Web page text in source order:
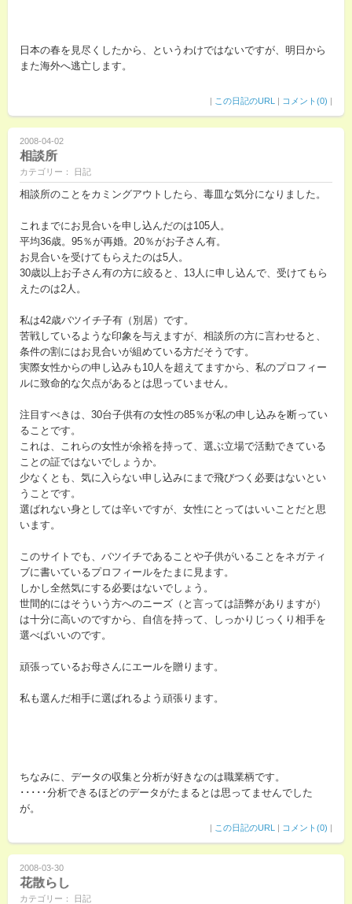
日本の春を見尽くしたから、というわけではないですが、明日から
また海外へ逃亡します。
| この日記のURL | コメント(0) |
2008-04-02
相談所
カテゴリー： 日記
相談所のことをカミングアウトしたら、毒皿な気分になりました。
これまでにお見合いを申し込んだのは105人。
平均36歳。95％が再婚。20％がお子さん有。
お見合いを受けてもらえたのは5人。
30歳以上お子さん有の方に絞ると、13人に申し込んで、受けてもら
えたのは2人。
私は42歳バツイチ子有（別居）です。
苦戦しているような印象を与えますが、相談所の方に言わせると、
条件の割にはお見合いが組めている方だそうです。
実際女性からの申し込みも10人を超えてますから、私のプロフィー
ルに致命的な欠点があるとは思っていません。
注目すべきは、30台子供有の女性の85％が私の申し込みを断ってい
ることです。
これは、これらの女性が余裕を持って、選ぶ立場で活動できている
ことの証ではないでしょうか。
少なくとも、気に入らない申し込みにまで飛びつく必要はないとい
うことです。
選ばれない身としては辛いですが、女性にとってはいいことだと思
います。
このサイトでも、バツイチであることや子供がいることをネガティ
ブに書いているプロフィールをたまに見ます。
しかし全然気にする必要はないでしょう。
世間的にはそういう方へのニーズ（と言っては語弊がありますが）
は十分に高いのですから、自信を持って、しっかりじっくり相手を
選べばいいのです。
頑張っているお母さんにエールを贈ります。
私も選んだ相手に選ばれるよう頑張ります。
ちなみに、データの収集と分析が好きなのは職業柄です。
･････分析できるほどのデータがたまるとは思ってませんでした
が。
| この日記のURL | コメント(0) |
2008-03-30
花散らし
カテゴリー： 日記